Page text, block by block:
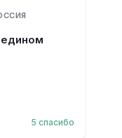
5 спасибо